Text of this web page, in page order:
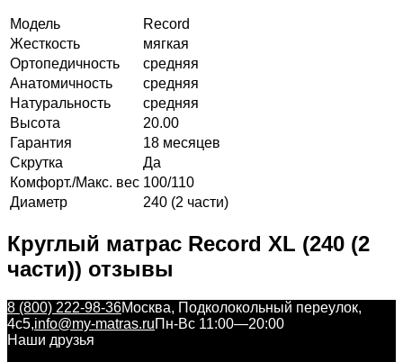
Модель
Record
Жесткость
мягкая
Ортопедичность
средняя
Анатомичность
средняя
Натуральность
средняя
Высота
20.00
Гарантия
18 месяцев
Скрутка
Да
Комфорт./Макс. вес 100/110
Диаметр
240 (2 части)
Круглый матрас Record XL (240 (2
части)) отзывы
8 (800) 222-98-36Москва, Подколокольный переулок,
4с5,info@my-matras.ruПн-Вс 11:00—20:00
Наши друзья